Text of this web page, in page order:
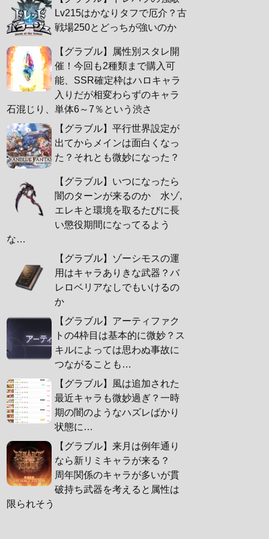
Lv215はかなりタフで厄介？古
戦場250とどっちが強いのか
【グラブル】属性別スタレ開
催！今回も2種類まで購入可
能、SSR確定枠はハロキャラ
入りだが相変わらずのキャラ
石混じり、単体6～7％という渋さ
【グラブル】平行世界設定が
出てからメインは面白くなっ
た？それとも微妙になった？
【グラブル】いつになったら
闇のターンが来るのか 水ゾ,
エレキと環境を取るたびに長
い懲役期間になってるよう
な…
【グラブル】ゾーシモスの運
用はキャラありきな武器？バ
レロベリアなしでもいけるの
か
【グラブル】アーティファク
トの4枠目は基本的に微妙？ス
キルによっては思わぬ事故に
つながることも…
【グラブル】風は追加された
最近キャラも微妙過ぎ？一時
期の闇のようなハズレばかり
状態に…
【グラブル】来月は例年通り
なら新リミキャラが来る？
周年関係のキャラが多いが貫
破持ち武器を考えると属性は
限られそう